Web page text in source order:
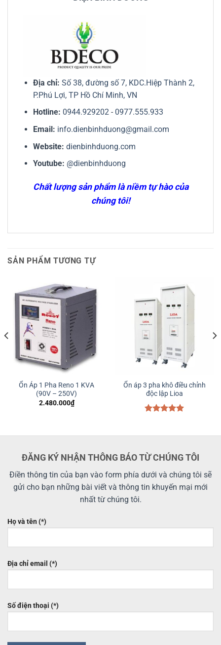
Địa chỉ: Số 38, đường số 7, KDC.Hiệp Thành 2,
P.Phú Lợi, TP Hồ Chí Minh, VN
Hotline: 0944.929202- 0977.555.933
Email: info.dienbinhduong@gmail.com
Website: dienbinhduong.com
Youtube: @dienbinhduong
Chất lượng sản phẩm là niềm tự hào của
chúng tôi!
SẢN PHẨM TƯƠNG TỰ
Ổn Áp 1 Pha Reno 1 KVA
(90V – 250V)
2.480.000₫
Ổn áp 3 pha khô điều chỉnh
độc lập Lioa
5 sao
ĐĂNG KÝ NHẬN THÔNG BÁO TỪ CHÚNG TÔI
Điền thông tin của bạn vào form phía dưới và chúng tôi sẽ
gửi cho bạn những bài viết và thông tin khuyến mại mới
nhất từ chúng tôi.
Họ và tên (*)
Địa chỉ email (*)
Số điện thoại (*)